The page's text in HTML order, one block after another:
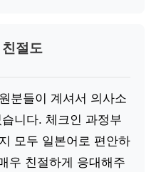
절도
분들이 계셔서 의사소
니다. 체크인 과정부
모두 일본어로 편안하
우 친절하게 응대해주